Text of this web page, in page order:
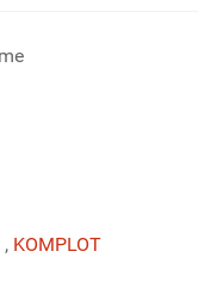
, KOMPLOT